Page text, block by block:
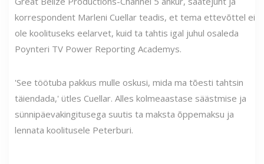
korrespondent Marleni Cuellar teadis, et tema ettevõttel ei
ole koolituseks eelarvet, kuid ta tahtis igal juhul osaleda
Poynteri TV Power Reporting Academys.
'See töötuba pakkus mulle oskusi, mida ma tõesti tahtsin
täiendada,' ütles Cuellar. Alles kolmeaastase säästmise ja
sünnipäevakingitusega suutis ta maksta õppemaksu ja
lennata koolitusele Peterburi.